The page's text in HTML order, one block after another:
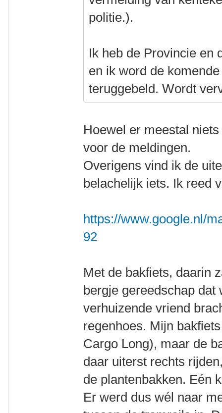
politie.).
Ik heb de Provincie en
en ik word de
teruggebeld. Wordt
Hoewel er meestal
voor de meldingen.
Overigens vind ik de
belachelijk iets. Ik reed
https://www.google.nl/
92
Met de bakfiets, daarin
bergje gereedschap dat
verhuizende vriend
regenhoes. Mijn
Cargo Long), maar de
daar uiterst rechts
de plantenbakken. Eén
Er werd dus wél naar